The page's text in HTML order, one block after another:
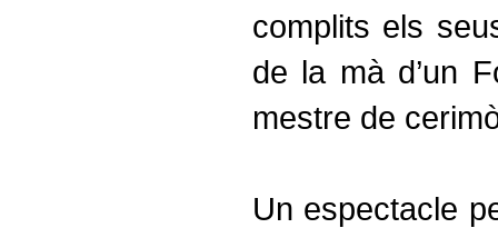
complits els
de la mà d’un
mestre de
Un espectacle